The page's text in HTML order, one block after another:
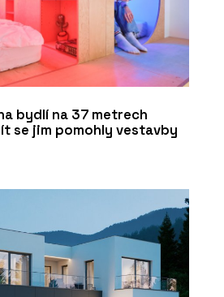
bydlí na 37 metrech
se jim pomohly vestavby